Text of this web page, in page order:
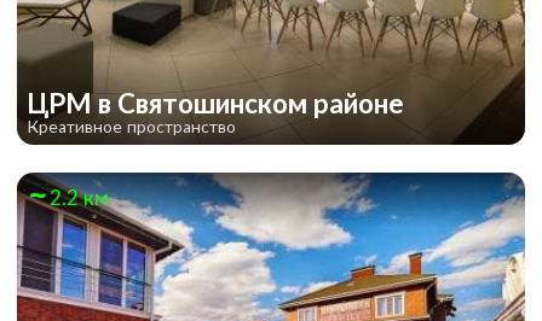
ЦРМ в Святошинском районе
Креативное пространство
2.2 км